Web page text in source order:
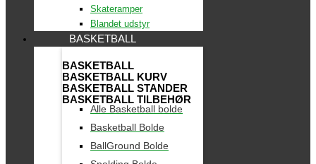
Skateramper
Blandet udstyr
BASKETBALL
BASKETBALL
BASKETBALL KURV
BASKETBALL STANDER
BASKETBALL TILBEHØR
Alle Basketball bolde
Basketball Bolde
BallGround Bolde